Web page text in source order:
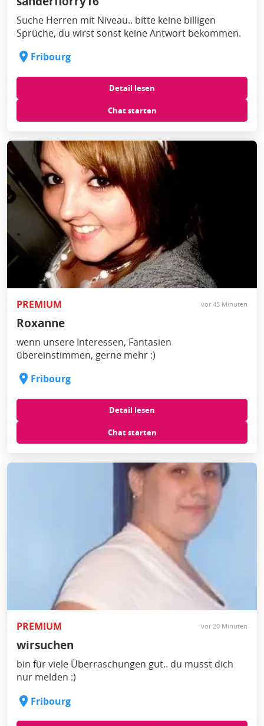
Suche Herren mit Niveau.. bitte keine billigen
Sprüche, du wirst sonst keine Antwort bekommen.
Fribourg
Detail lesen
Chat starten
PREMIUM vor 45 Minuten
Roxanne
wenn unsere Interessen, Fantasien
übereinstimmen, gerne mehr :)
Fribourg
Detail lesen
Chat starten
PREMIUM vor 20 Minuten
wirsuchen
bin für viele Überraschungen gut.. du musst dich
nur melden :)
Fribourg